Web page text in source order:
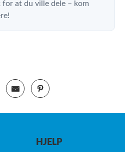
for at du ville dele – kom
HJELP